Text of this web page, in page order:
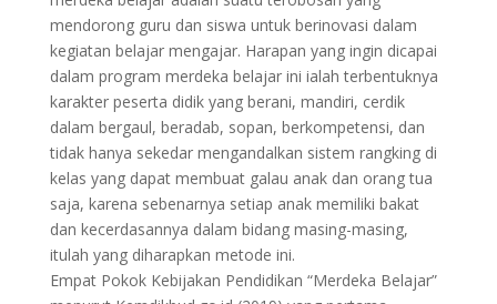
mendorong guru dan siswa untuk berinovasi dalam
kegiatan belajar mengajar. Harapan yang ingin dicapai
dalam program merdeka belajar ini ialah terbentuknya
karakter peserta didik yang berani, mandiri, cerdik
dalam bergaul, beradab, sopan, berkompetensi, dan
tidak hanya sekedar mengandalkan sistem rangking di
kelas yang dapat membuat galau anak dan orang tua
saja, karena sebenarnya setiap anak memiliki bakat
dan kecerdasannya dalam bidang masing-masing,
itulah yang diharapkan metode ini.
Empat Pokok Kebijakan Pendidikan “Merdeka Belajar”